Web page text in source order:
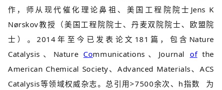
作，师从现代催化理论鼻祖、美国工程院院士Jens K
Nørskov教授（美国工程院院士、丹麦双院院士、欧盟院
士）。2014年至今已发表论文181篇，包含Nature
Catalysis、Nature Communications、Journalofthe
American Chemical Society、Advanced Materials、ACS
Catalysis等领域权威杂志。总引用>7500余次、 h指数
为